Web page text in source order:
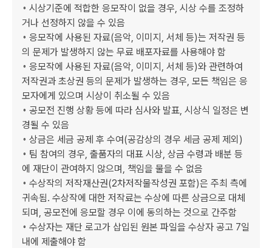
◦ 시상기준에 적합한 응모작이 없을 경우, 시상 수를 조정하
거나 선정하지 않을 수 있음
◦ 응모작에 사용된 자료(음악, 이미지, 서체 등)는 저작권 등
의 문제가 발생하지 않는 무료 배포자료를 사용해야 함
◦ 응모작에 사용된 자료(음악, 이미지, 서체 등)와 관련하여
저작권과 초상권 등의 문제가 발생하는 경우, 모든 책임은 응
모자에게 있으며 시상이 취소될 수 있음
◦ 공모전 진행 상황 등에 따라 심사와 발표, 시상식 일정은 변
경될 수 있음
◦ 상금은 세금 공제 후 수여(공감상의 경우 세금 공제 제외)
◦ 팀 참여의 경우, 출품자의 대표 시상, 상금 수령과 배분 등
에 재단이 관여하지 않으며, 책임을 물을 수 없음
◦ 수상작의 저작재산권(2차저작물작성권 포함)은 주최 측에
귀속됨. 수상작에 대한 저작료는 수상에 따른 상금으로 대체
되며, 공모전에 응모할 경우 이에 동의하는 것으로 간주함
◦ 수상자는 재단 로고가 삽입된 원본 파일을 수상자 공고 7일
내에 제출해야 함